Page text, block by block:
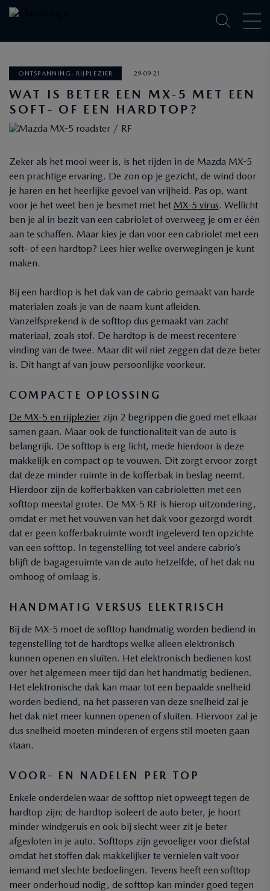
ONTSPANNING, RIJPLEZIER 29-09-21
WAT IS BETER EEN MX-5 MET EEN
SOFT- OF EEN HARDTOP?
Zeker als het mooi weer is, is het rijden in de Mazda MX-5
een prachtige ervaring. De zon op je gezicht, de wind door
je haren en het heerlijke gevoel van vrijheid. Pas op, want
voor je het weet ben je besmet met het MX-5 virus. Wellicht
ben je al in bezit van een cabriolet of overweeg je om er één
aan te schaffen. Maar kies je dan voor een cabriolet met een
soft- of een hardtop? Lees hier welke overwegingen je kunt
maken.
Bij een hardtop is het dak van de cabrio gemaakt van harde
materialen zoals je van de naam kunt afleiden.
Vanzelfsprekend is de softtop dus gemaakt van zacht
materiaal, zoals stof. De hardtop is de meest recentere
vinding van de twee. Maar dit wil niet zeggen dat deze beter
is. Dit hangt af van jouw persoonlijke voorkeur.
COMPACTE OPLOSSING
De MX-5 en rijplezier zijn 2 begrippen die goed met elkaar
samen gaan. Maar ook de functionaliteit van de auto is
belangrijk. De softtop is erg licht, mede hierdoor is deze
makkelijk en compact op te vouwen. Dit zorgt ervoor zorgt
dat deze minder ruimte in de kofferbak in beslag neemt.
Hierdoor zijn de kofferbakken van cabrioletten met een
softtop meestal groter. De MX-5 RF is hierop uitzondering,
omdat er met het vouwen van het dak voor gezorgd wordt
dat er geen kofferbakruimte wordt ingeleverd ten opzichte
van een softtop. In tegenstelling tot veel andere cabrio’s
blijft de bagageruimte van de auto hetzelfde, of het dak nu
omhoog of omlaag is.
HANDMATIG VERSUS ELEKTRISCH
Bij de MX-5 moet de softtop handmatig worden bediend in
tegenstelling tot de hardtops welke alleen elektronisch
kunnen openen en sluiten. Het elektronisch bedienen kost
over het algemeen meer tijd dan het handmatig bedienen.
Het elektronische dak kan maar tot een bepaalde snelheid
worden bediend, na het passeren van deze snelheid zal je
het dak niet meer kunnen openen of sluiten. Hiervoor zal je
dus snelheid moeten minderen of ergens stil moeten gaan
staan.
VOOR- EN NADELEN PER TOP
Enkele onderdelen waar de softtop niet opweegt tegen de
hardtop zijn; de hardtop isoleert de auto beter, je hoort
minder windgeruis en ook bij slecht weer zit je beter
afgesloten in je auto. Softtops zijn gevoeliger voor diefstal
omdat het stoffen dak makkelijker te vernielen valt voor
iemand met slechte bedoelingen. Tevens heeft een softtop
meer onderhoud nodig, de softtop kan minder goed tegen